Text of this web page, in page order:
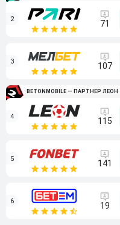
2 71
3 107
BETONMOBILE — ПАРТНЕР ЛЕОН
4 115
5 141
6 19